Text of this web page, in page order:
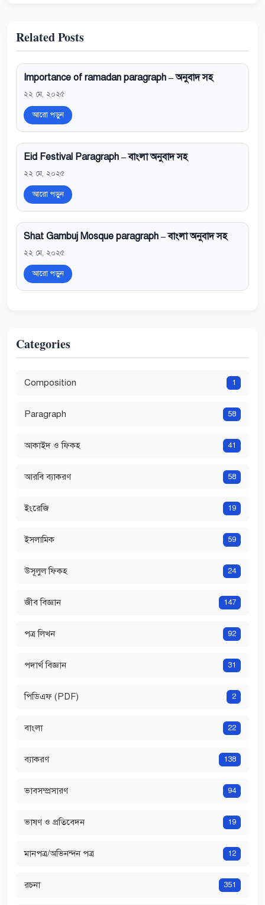
Related Posts
Importance of ramadan paragraph – অনুবাদ সহ
২২ মে, ২০২৫
আরো পড়ুন
Eid Festival Paragraph – বাংলা অনুবাদ সহ
২২ মে, ২০২৫
আরো পড়ুন
Shat Gambuj Mosque paragraph – বাংলা অনুবাদ সহ
২২ মে, ২০২৫
আরো পড়ুন
Categories
Composition 1
Paragraph 58
আকাইদ ও ফিকহ 41
আরবি ব্যাকরণ 58
ইংরেজি 19
ইসলামিক 59
উসূলুল ফিকহ 24
জীব বিজ্ঞান 147
পত্র লিখন 92
পদার্থ বিজ্ঞান 31
পিডিএফ (PDF) 2
বাংলা 22
ব্যাকরণ 138
ভাবসম্প্রসারণ 94
ভাষণ ও প্রতিবেদন 19
মানপত্র/অভিনন্দন পত্র 12
রচনা 351